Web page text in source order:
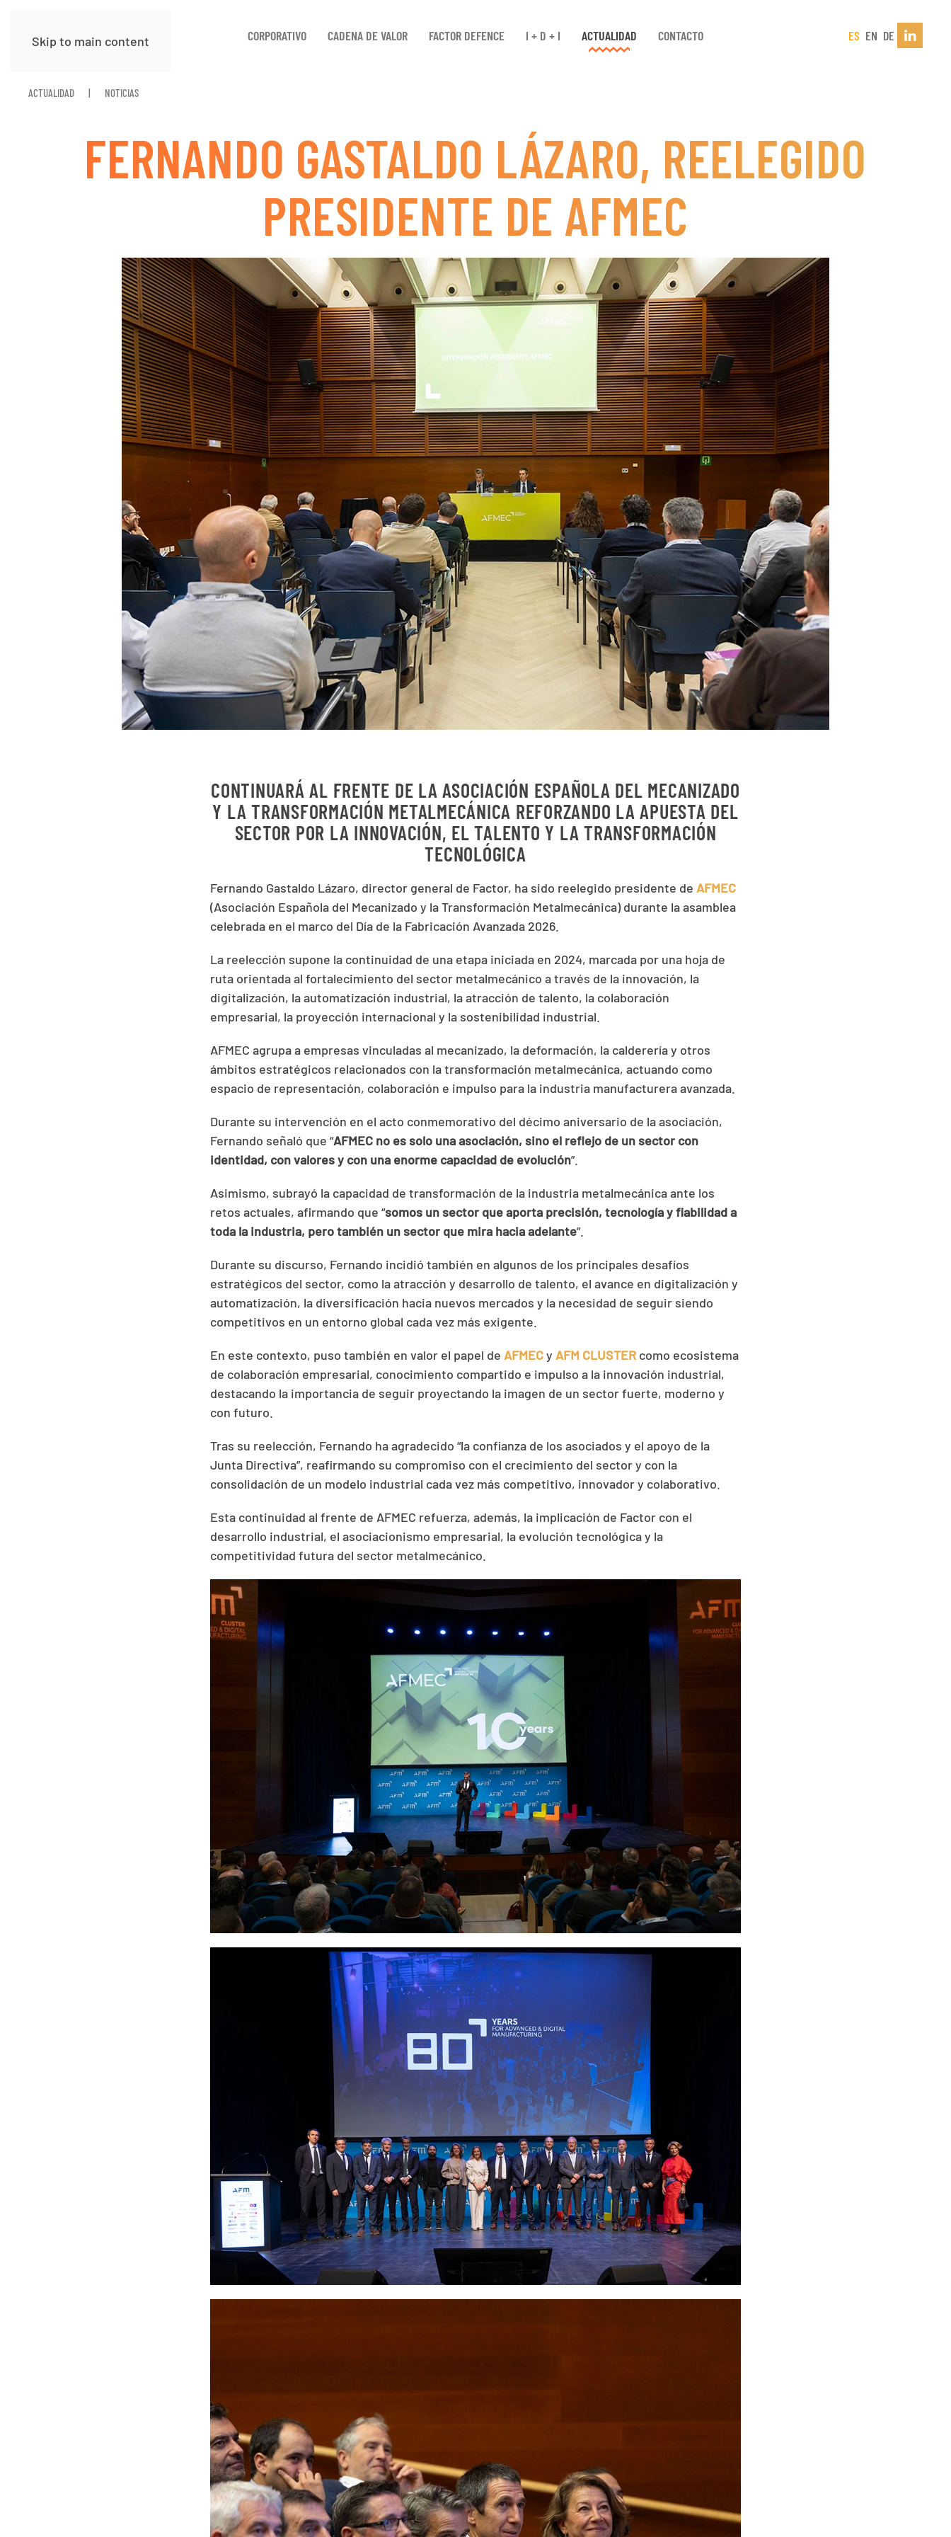
Skip to main content CORPORATIVO CADENA DE VALOR FACTOR DEFENCE I + D + I ACTUALIDAD CONTACTO ES EN DE
ACTUALIDAD NOTICIAS
FERNANDO GASTALDO LÁZARO, REELEGIDO
PRESIDENTE DE AFMEC
CONTINUARÁ AL FRENTE DE LA ASOCIACIÓN ESPAÑOLA DEL MECANIZADO
Y LA TRANSFORMACIÓN METALMECÁNICA REFORZANDO LA APUESTA DEL
SECTOR POR LA INNOVACIÓN, EL TALENTO Y LA TRANSFORMACIÓN
TECNOLÓGICA
Fernando Gastaldo Lázaro, director general de Factor, ha sido reelegido presidente de AFMEC
(Asociación Española del Mecanizado y la Transformación Metalmecánica) durante la asamblea
celebrada en el marco del Día de la Fabricación Avanzada 2026.
La reelección supone la continuidad de una etapa iniciada en 2024, marcada por una hoja de
ruta orientada al fortalecimiento del sector metalmecánico a través de la innovación, la
digitalización, la automatización industrial, la atracción de talento, la colaboración
empresarial, la proyección internacional y la sostenibilidad industrial.
AFMEC agrupa a empresas vinculadas al mecanizado, la deformación, la calderería y otros
ámbitos estratégicos relacionados con la transformación metalmecánica, actuando como
espacio de representación, colaboración e impulso para la industria manufacturera avanzada.
Durante su intervención en el acto conmemorativo del décimo aniversario de la asociación,
Fernando señaló que “AFMEC no es solo una asociación, sino el reflejo de un sector con
identidad, con valores y con una enorme capacidad de evolución”.
Asimismo, subrayó la capacidad de transformación de la industria metalmecánica ante los
retos actuales, afirmando que “somos un sector que aporta precisión, tecnología y fiabilidad a
toda la industria, pero también un sector que mira hacia adelante”.
Durante su discurso, Fernando incidió también en algunos de los principales desafíos
estratégicos del sector, como la atracción y desarrollo de talento, el avance en digitalización y
automatización, la diversificación hacia nuevos mercados y la necesidad de seguir siendo
competitivos en un entorno global cada vez más exigente.
En este contexto, puso también en valor el papel de AFMECy AFM CLUSTER como ecosistema
de colaboración empresarial, conocimiento compartido e impulso a la innovación industrial,
destacando la importancia de seguir proyectando la imagen de un sector fuerte, moderno y
con futuro.
Tras su reelección, Fernando ha agradecido “la confianza de los asociados y el apoyo de la
Junta Directiva”, reafirmando su compromiso con el crecimiento del sector y con la
consolidación de un modelo industrial cada vez más competitivo, innovador y colaborativo.
Esta continuidad al frente de AFMEC refuerza, además, la implicación de Factor con el
desarrollo industrial, el asociacionismo empresarial, la evolución tecnológica y la
competitividad futura del sector metalmecánico.